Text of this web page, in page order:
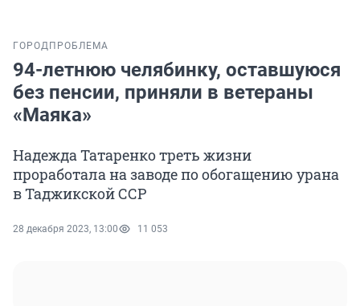
ГОРОД ПРОБЛЕМА
94-летнюю челябинку, оставшуюся
без пенсии, приняли в ветераны
«Маяка»
Надежда Татаренко треть жизни
проработала на заводе по обогащению урана
в Таджикской ССР
28 декабря 2023, 13:00 11 053